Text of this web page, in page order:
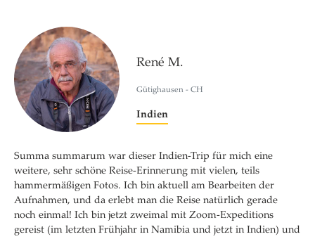
René M.
Gütighausen - CH
Indien
Summa summarum war dieser Indien-Trip für mich eine
weitere, sehr schöne Reise-Erinnerung mit vielen, teils
hammermäßigen Fotos. Ich bin aktuell am Bearbeiten der
Aufnahmen, und da erlebt man die Reise natürlich gerade
noch einmal! Ich bin jetzt zweimal mit Zoom-Expeditions
gereist (im letzten Frühjahr in Namibia und jetzt in Indien) und